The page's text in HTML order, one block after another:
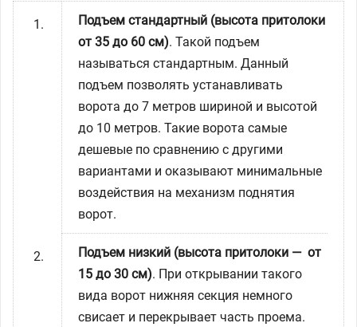
Подъем стандартный (высота притолоки
от 35 до 60 cм). Такой подъем
называться стандартным. Данный
подъем позволять устанавливать
ворота до 7 метров шириной и высотой
до 10 метров. Такие ворота самые
дешевые по сравнению с другими
вариантами и оказывают минимальные
воздействия на механизм поднятия
ворот.
Подъем низкий (высота притолоки — от
15 до 30 см). При открывании такого
вида ворот нижняя секция немного
свисает и перекрывает часть проема.